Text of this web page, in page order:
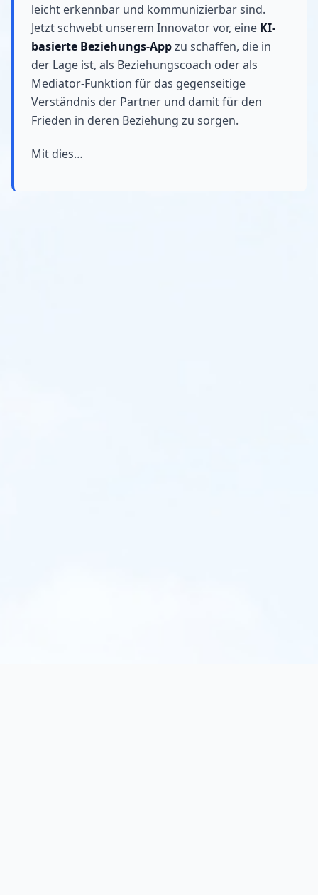
leicht erkennbar und kommunizierbar sind.
Jetzt schwebt unserem Innovator vor, eine KI-
basierte Beziehungs-Appzu schaffen, die in
der Lage ist, als Beziehungscoach oder als
Mediator-Funktion für das gegenseitige
Verständnis der Partner und damit für den
Frieden in deren Beziehung zu sorgen.
Mit dies…